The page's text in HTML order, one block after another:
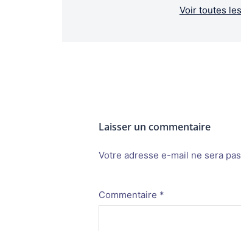
Voir toutes
Laisser un commentaire
Votre adresse e-mail ne sera
Commentaire *
Alternative: